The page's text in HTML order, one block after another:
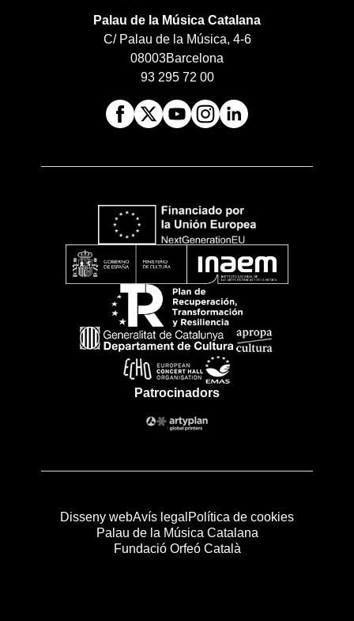
Palau de la Música Catalana
C/ Palau de la Música, 4-6
08003Barcelona
93 295 72 00
Patrocinadors
Disseny webAvís legal Política de cookies
Palau de la Música Catalana
Fundació Orfeó Català